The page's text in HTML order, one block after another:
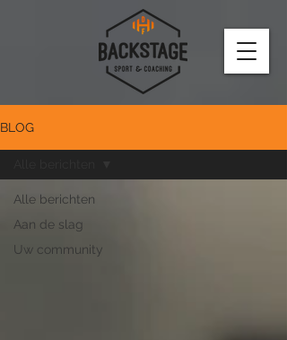
BLOG
Alle berichten
Aan de slag
Uw community